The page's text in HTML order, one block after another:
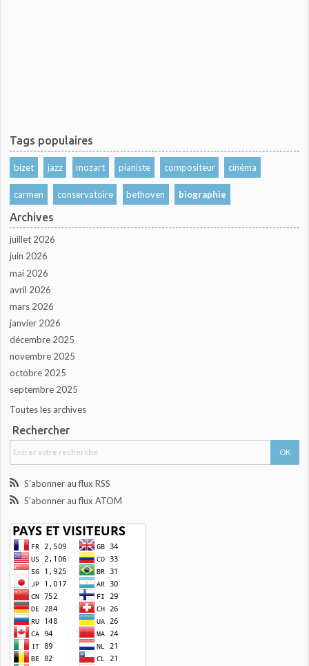
Tags populaires
bizet jazz mozart pianiste compositeur cinéma
carmen conservatoire bethoven biographie
Archives
juillet 2026
juin 2026
mai 2026
avril 2026
mars 2026
janvier 2026
décembre 2025
novembre 2025
octobre 2025
septembre 2025
Toutes les archives
Rechercher
S'abonner au flux RSS
S'abonner au flux ATOM